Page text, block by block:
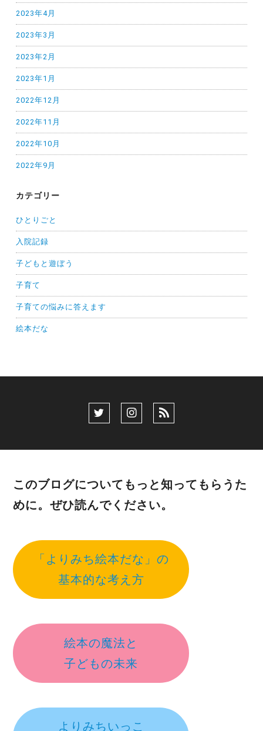
2023年4月
2023年3月
2023年2月
2023年1月
2022年12月
2022年11月
2022年10月
2022年9月
カテゴリー
ひとりごと
入院記録
子どもと遊ぼう
子育て
子育ての悩みに答えます
絵本だな
このブログについてもっと知ってもらうた
めに。ぜひ読んでください。
「よりみち絵本だな」の
基本的な考え方
絵本の魔法と
子どもの未来
よりみちいっこ